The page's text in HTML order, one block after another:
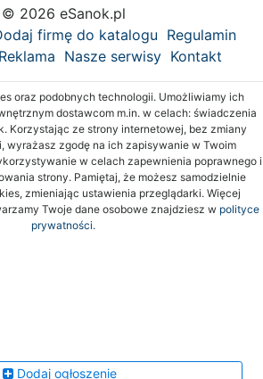
© 2026 eSanok.pl
firmę do katalogu Regulamin
Reklama Nasze serwisy Kontakt
oraz podobnych technologii. Umożliwiamy ich
dostawcom m.in. w celach: świadczenia
Korzystając ze strony internetowej, bez zmiany
wyrażasz zgodę na ich zapisywanie w Twoim
w celach zapewnienia poprawnego i
strony. Pamiętaj, że możesz samodzielnie
zmieniając ustawienia przeglądarki. Więcej
Twoje dane osobowe znajdziesz w polityce
prywatności.
Dodaj ogłoszenie